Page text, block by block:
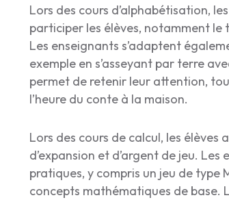
Lors des cours d’alphabétisation,
participer les élèves, notamment le
Les enseignants s’adaptent
exemple en s’asseyant par terre
permet de retenir leur attention,
l’heure du conte à la maison.
Lors des cours de calcul, les élèves
d’expansion et d’argent de jeu.
pratiques, y compris un jeu de type
concepts mathématiques de base.